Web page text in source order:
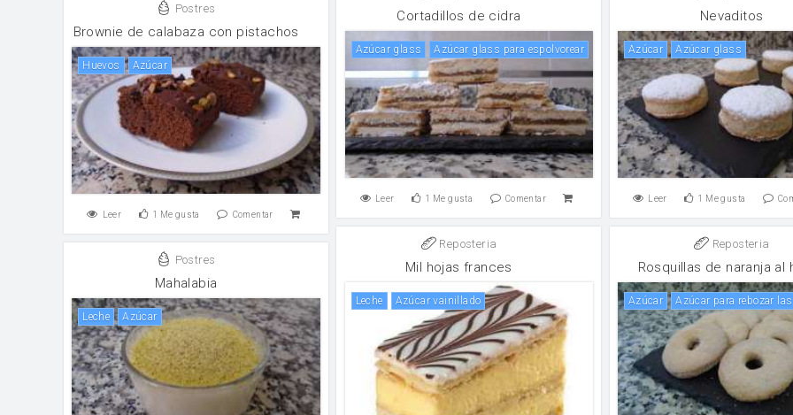
Cortadillos de cidra
Azúcar glass Azúcar glass para espolvorear
Leer 1 Me gusta Comentar
Nevaditos
Azúcar Azúcar glass
Leer 1 Me gusta
Postres
Brownie de calabaza con pistachos
huevos Azúcar
Leer 1 Me gusta Comentar
Reposteria
Mil hojas frances
leche Azúcar vainillado
Reposteria
Rosquillas de naranja al
Azúcar Azúcar para rebozar
Postres
Mahalabia
leche Azúcar